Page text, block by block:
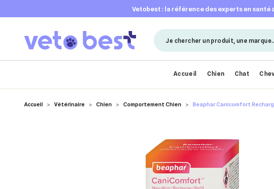
vetobest : la référence des experts en santé
Accueil Chien Chat
Accueil Vétérinaire Chien Comportement Chien Beaphar Canicomfort